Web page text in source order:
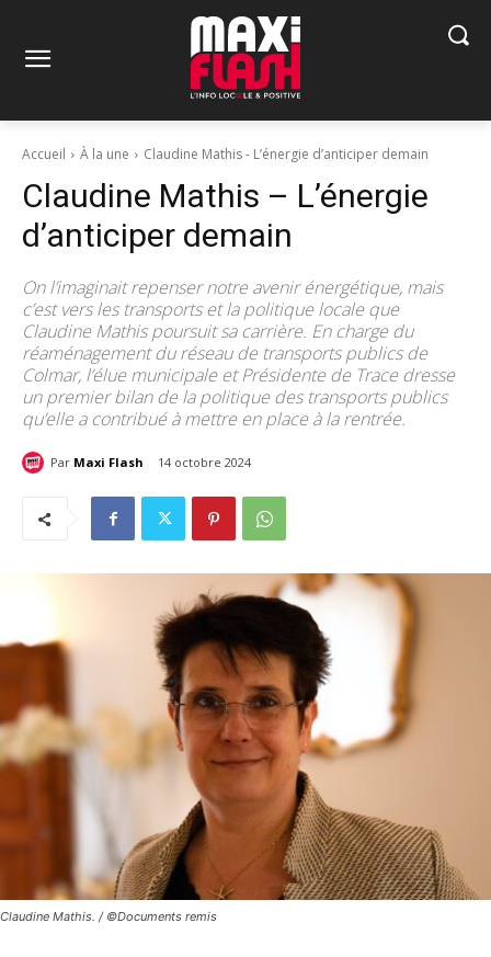
Accueil À la une Claudine Mathis - L’énergie d’anticiper demain
Claudine Mathis – L’énergie
d’anticiper demain
On l’imaginait repenser notre avenir énergétique, mais
c’est vers les transports et la politique locale que
Claudine Mathis poursuit sa carrière. En charge du
réaménagement du réseau de transports publics de
Colmar, l’élue municipale et Présidente de Trace dresse
un premier bilan de la politique des transports publics
qu’elle a contribué à mettre en place à la rentrée.
Par Maxi Flash 14 octobre 2024
Claudine Mathis. / ©Documents remis